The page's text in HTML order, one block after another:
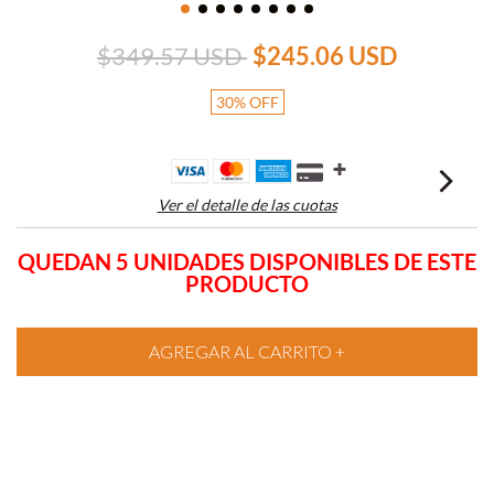
$349.57 USD $245.06 USD
30%OFF
Ver el detalle de las cuotas
QUEDAN 5 UNIDADES DISPONIBLES DE ESTE
PRODUCTO